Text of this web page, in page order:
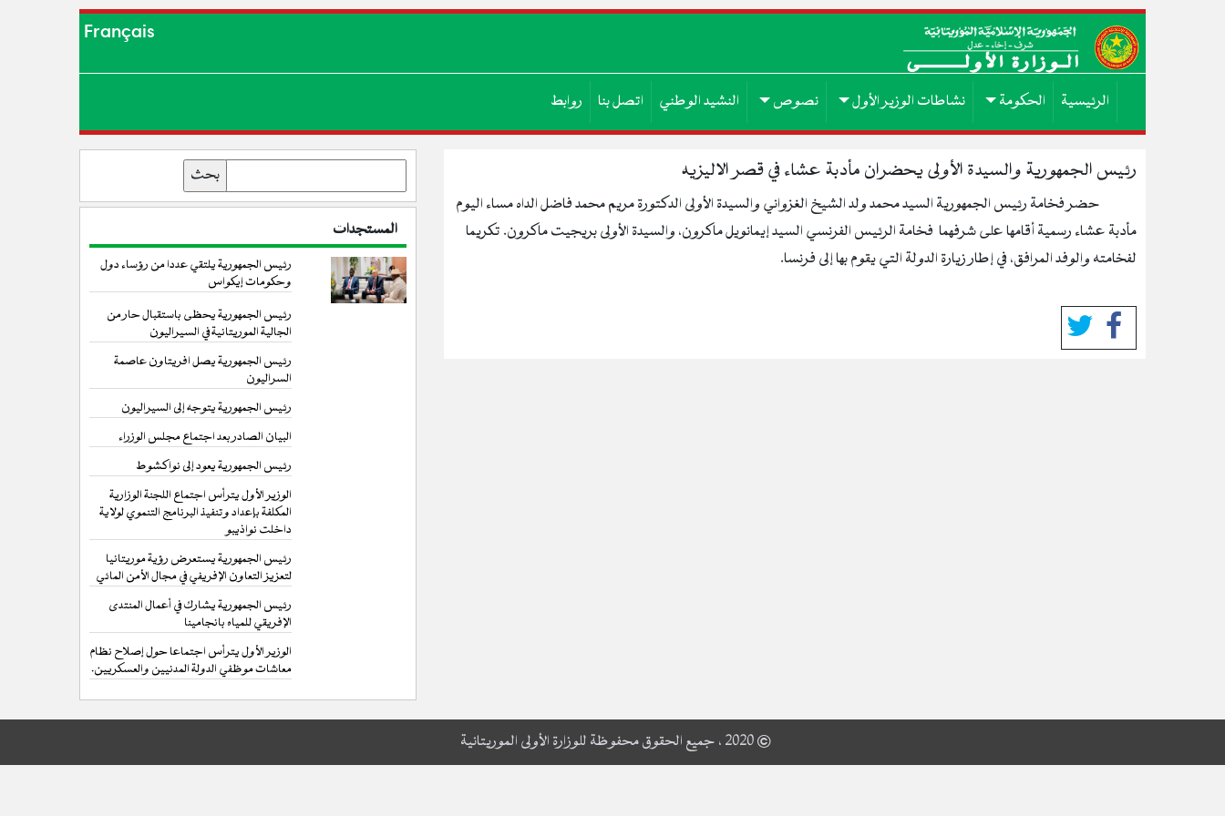
Français
الرئيسية الحكومة نشاطات الوزير الأول نصوص النشيد الوطني اتصل بنا روابط
رئيس الجمهورية والسيدة الأولى يحضران مأدبة عشاء في قصر الاليزيه
حضر فخامة رئيس الجمهورية السيد محمد ولد الشيخ الغزواني والسيدة الأولى الدكتورة مريم محمد فاضل الداه مساء اليوم
مأدبة عشاء رسمية أقامها على شرفهما فخامة الرئيس الفرنسي السيد إيمانويل ماكرون، والسيدة الأولى بريجيت ماكرون. تكريما
لفخامته والوفد المرافق، في إطار زيارة الدولة التي يقوم بها إلى فرنسا.
المستجدات
رئيس الجمهورية يلتقي عددا من رؤساء دول
وحكومات إيكواس
رئيس الجمهورية يحظى باستقبال حار من
الجالية الموريتانية في السيراليون
رئيس الجمهورية يصل افريتاون عاصمة
السراليون
رئيس الجمهورية يتوجه إلى السيراليون
البيان الصادر بعد اجتماع مجلس الوزراء
رئيس الجمهورية يعود إلى نواكشوط
الوزير الأول يترأس اجتماع اللجنة الوزارية
المكلفة بإعداد وتنفيذ البرنامج التنموي لولاية
داخلت نواذيبو
رئيس الجمهورية يستعرض رؤية موريتانيا
لتعزيز التعاون الإفريفي في مجال الأمن المائي
رئيس الجمهورية يشارك في أعمال المنتدى
الإفريقي للمياه بانجامينا
الوزير الأول يترأس اجتماعا حول إصلاح نظام
معاشات موظفي الدولة المدنيين والعسكريين.
© 2020 ، جميع الحقوق محفوظة للوزارة الأولى الموريتانية